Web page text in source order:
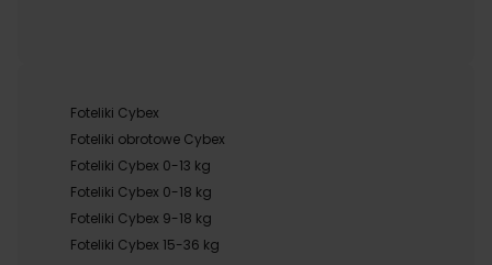
Foteliki Cybex
Foteliki obrotowe Cybex
Foteliki Cybex 0-13 kg
Foteliki Cybex 0-18 kg
Foteliki Cybex 9-18 kg
Foteliki Cybex 15-36 kg